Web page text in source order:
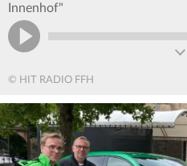
Innenhof"
© HIT RADIO FFH